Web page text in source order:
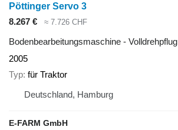
Pöttinger Servo 3
8.267 €
≈ 7.726 CHF
Bodenbearbeitungsmaschine - Volldrehpflug
2005
Typ für Traktor
Deutschland, Hamburg
E-FARM GmbH